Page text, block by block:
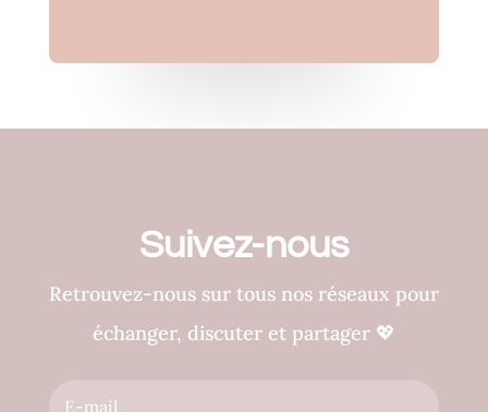
Suivez-nous
Retrouvez-nous sur tous nos réseaux pour
échanger, discuter et partager 💖